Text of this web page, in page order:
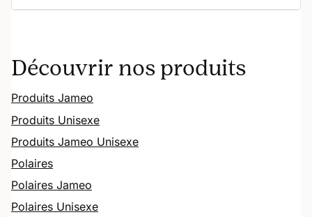
Découvrir nos produits
Produits Jameo
Produits Unisexe
Produits Jameo Unisexe
Polaires
Polaires Jameo
Polaires Unisexe